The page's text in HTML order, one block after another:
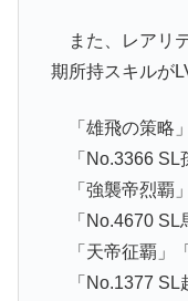
また、レアリ
期所持スキルが
「雄飛の策略
「No.3366 SL
「強襲帝烈覇
「No.4670 SL
「天帝征覇」
「No.1377 SL